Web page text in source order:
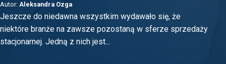
Autor: Aleksandra Ozga
Jeszcze do niedawna wszystkim wydawało się, że
niektóre branże na zawsze pozostaną w sferze sprzedaży
stacjonarnej. Jedną z nich jest...